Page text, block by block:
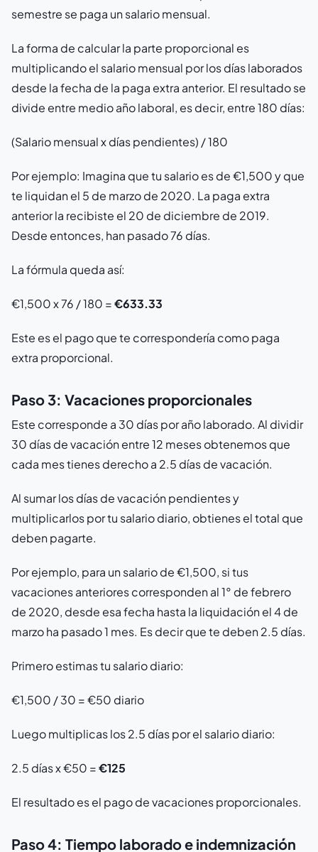
semestre se paga un salario mensual.
La forma de calcular la parte proporcional es
multiplicando el salario mensual por los días laborados
desde la fecha de la paga extra anterior. El resultado se
divide entre medio año laboral, es decir, entre 180 días:
(Salario mensual x días pendientes) / 180
Por ejemplo: Imagina que tu salario es de €1,500 y que
te liquidan el 5 de marzo de 2020. La paga extra
anterior la recibiste el 20 de diciembre de 2019.
Desde entonces, han pasado 76 días.
La fórmula queda así:
€1,500 x 76 / 180 =€633.33
Este es el pago que te correspondería como paga
extra proporcional.
Paso 3: Vacaciones proporcionales
Este corresponde a 30 días por año laborado. Al dividir
30 días de vacación entre 12 meses obtenemos que
cada mes tienes derecho a 2.5 días de vacación.
Al sumar los días de vacación pendientes y
multiplicarlos por tu salario diario, obtienes el total que
deben pagarte.
Por ejemplo, para un salario de €1,500, si tus
vacaciones anteriores corresponden al 1° de febrero
de 2020, desde esa fecha hasta la liquidación el 4 de
marzo ha pasado 1 mes. Es decir que te deben 2.5 días.
Primero estimas tu salario diario:
€1,500 / 30 = €50 diario
Luego multiplicas los 2.5 días por el salario diario:
2.5 días x €50 =€125
El resultado es el pago de vacaciones proporcionales.
Paso 4: Tiempo laborado e indemnización